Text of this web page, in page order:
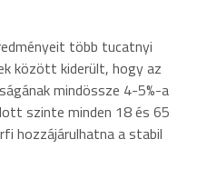
több tucatnyi
között kiderült, hogy az
mindössze 4-5%-a
szinte minden 18 és 65
hozzájárulhatna a stabil